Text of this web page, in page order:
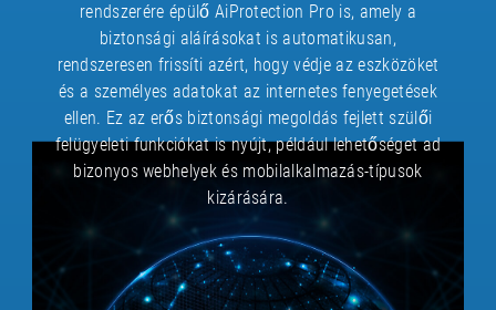
rendszerére épülő AiProtection Pro is, amely a
biztonsági aláírásokat is automatikusan,
rendszeresen frissíti azért, hogy védje az eszközöket
és a személyes adatokat az internetes fenyegetések
ellen. Ez az erős biztonsági megoldás fejlett szülői
felügyeleti funkciókat is nyújt, például lehetőséget ad
bizonyos webhelyek és mobilalkalmazás-típusok
kizárására.